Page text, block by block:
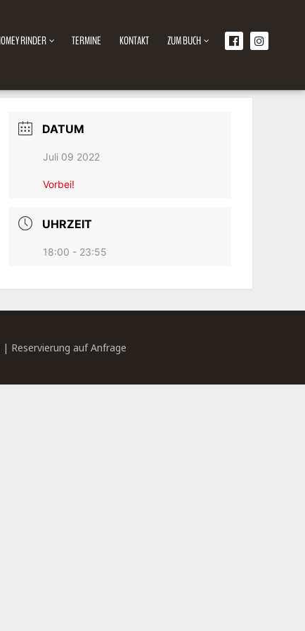
RINDER TERMINE KONTAKT ZUM BUCH
DATUM
Juli 09 2022
Vorbei!
UHRZEIT
18:00 - 23:55
Reservierung auf Anfrage